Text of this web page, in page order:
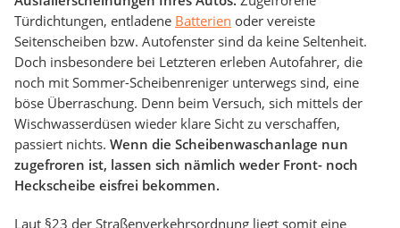
Türdichtungen, entladene Batterien oder vereiste
Seitenscheiben bzw. Autofenster sind da keine Seltenheit.
Doch insbesondere bei Letzteren erleben Autofahrer, die
noch mit Sommer-Scheibenreniger unterwegs sind, eine
böse Überraschung. Denn beim Versuch, sich mittels der
Wischwasserdüsen wieder klare Sicht zu verschaffen,
passiert nichts. Wenn die Scheibenwaschanlage nun
zugefroren ist, lassen sich nämlich weder Front- noch
Heckscheibe eisfrei bekommen.
Laut §23 der Straßenverkehrsordnung liegt somit eine